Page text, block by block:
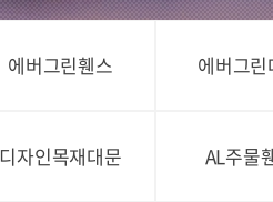
에버그린휀스 에버그
디자인목재대문 AL주물